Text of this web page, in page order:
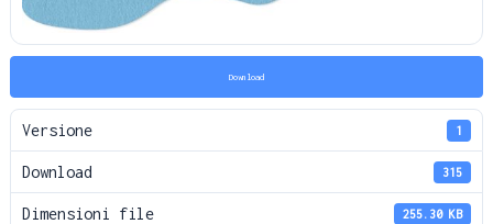
Download
Versione 1
Download 315
Dimensioni file 255.30 KB